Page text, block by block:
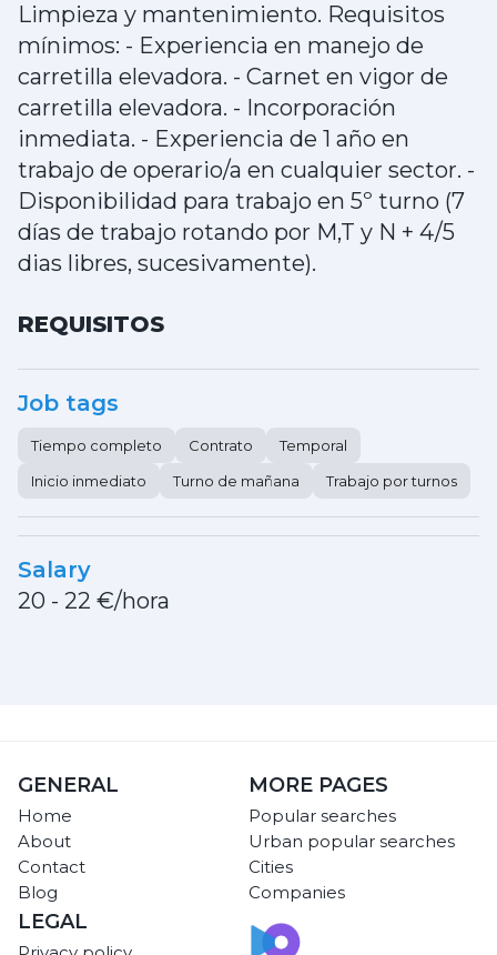
Limpieza y mantenimiento. Requisitos
mínimos: - Experiencia en manejo de
carretilla elevadora. - Carnet en vigor de
carretilla elevadora. - Incorporación
inmediata. - Experiencia de 1 año en
trabajo de operario/a en cualquier sector. -
Disponibilidad para trabajo en 5º turno (7
días de trabajo rotando por M,T y N + 4/5
dias libres, sucesivamente).
REQUISITOS
Job tags
Tiempo completo Contrato
Temporal
Inicio inmediato
Turno de mañana Trabajo por turnos
Salary
20 - 22 €/hora
GENERAL
Home
About
Contact
Blog
MORE PAGES
Popular searches
Urban popular searches
Cities
Companies
LEGAL